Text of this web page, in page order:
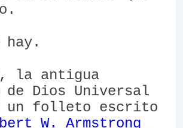
hay.
la antigua
Dios Universal
un folleto escrito
W. Armstrong